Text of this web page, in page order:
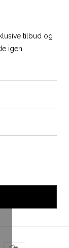
tilbud og
igen.